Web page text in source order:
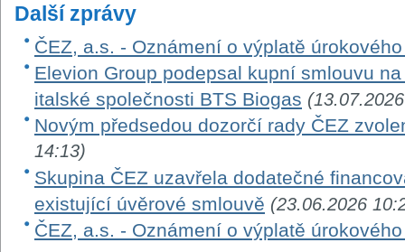
Další zprávy
ČEZ, a.s. - Oznámení o výplatě
Elevion Group podepsal kupní smlouvu
italské společnosti BTS Biogas
Novým předsedou dozorčí rady ČEZ
14:13)
Skupina ČEZ uzavřela dodatečné
existující úvěrové smlouvě (23.06.2026
ČEZ, a.s. - Oznámení o výplatě